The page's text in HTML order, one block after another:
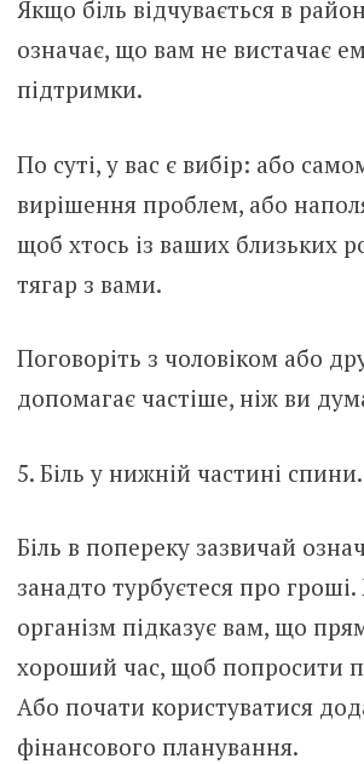
Якщо біль відчувається в
означає, що вам не вистачає
підтримки.
По суті, у вас є вибір: або
вирішення проблем, або
щоб хтось із ваших близьких
тягар з вами.
Поговоріть з чоловіком або
допомагає частіше, ніж ви
5. Біль у нижній частині спини.
Біль в попереку зазвичай
занадто турбуєтеся про
організм підказує вам, що
хороший час, щоб попросити
Або почати користуватися
фінансового планування.